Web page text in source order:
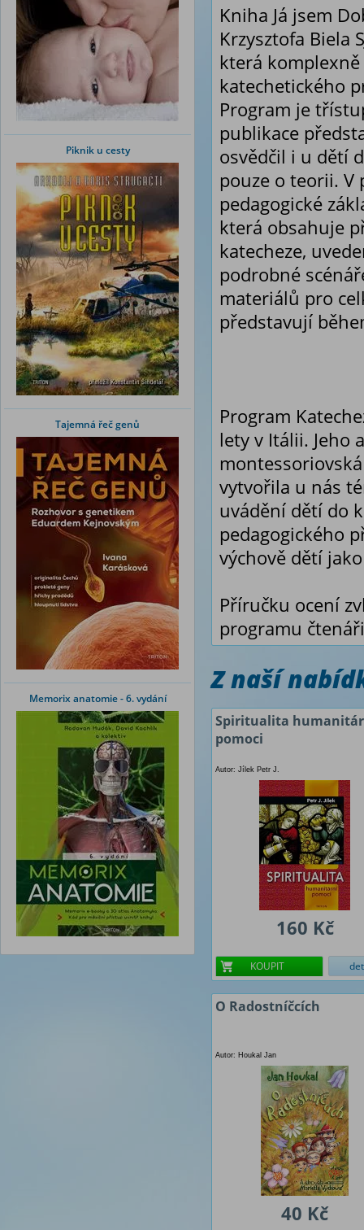
Piknik u cesty
Tajemná řeč genů
Memorix anatomie - 6. vydání
Kniha Já jsem
Krzysztofa Biela
která
katechetického
Program je
publikace
osvědčil i u dětí
pouze o teorii. V
pedagogické
která obsahuje
katecheze,
podrobné
materiálů pro
představují
Program
lety v Itálii. Jeho
vytvořila u nás
uvádění dětí do
pedagogického
výchově dětí
Příručku ocení
programu
Z naší
Spiritualita
pomoci
Autor: Jílek Petr J.
160 Kč
KOUPIT
O Radostníčcích
Autor: Houkal Jan
40 Kč